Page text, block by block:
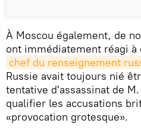
À Moscou également, de
ont immédiatement réagi à
chef du renseignement
Russie avait toujours nié
tentative d'assassinat de
qualifier les accusations
«provocation grotesque».